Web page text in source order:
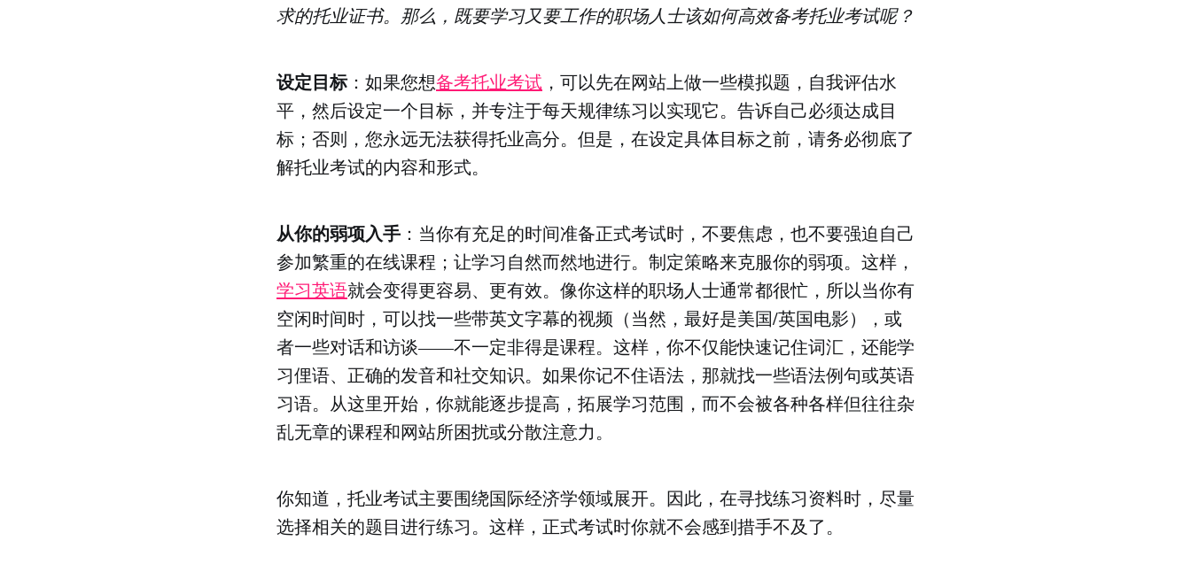
求的托业证书。那么，既要学习又要工作的职场人士该如何高效备考托业考试呢？
设定目标：如果您想备考托业考试 ，可以先在网站上做一些模拟题，自我评估水
平，然后设定一个目标，并专注于每天规律练习以实现它。告诉自己必须达成目
标；否则，您永远无法获得托业高分。但是，在设定具体目标之前，请务必彻底了
解托业考试的内容和形式。
从你的弱项入手 ：当你有充足的时间准备正式考试时，不要焦虑，也不要强迫自己
参加繁重的在线课程；让学习自然而然地进行。制定策略来克服你的弱项。这样，
学习英语就会变得更容易、更有效。像你这样的职场人士通常都很忙，所以当你有
空闲时间时，可以找一些带英文字幕的视频（当然，最好是美国/英国电影），或
者一些对话和访谈——不一定非得是课程。这样，你不仅能快速记住词汇，还能学
习俚语、正确的发音和社交知识。如果你记不住语法，那就找一些语法例句或英语
习语。从这里开始，你就能逐步提高，拓展学习范围，而不会被各种各样但往往杂
乱无章的课程和网站所困扰或分散注意力。
你知道，托业考试主要围绕国际经济学领域展开。因此，在寻找练习资料时，尽量
选择相关的题目进行练习。这样，正式考试时你就不会感到措手不及了。